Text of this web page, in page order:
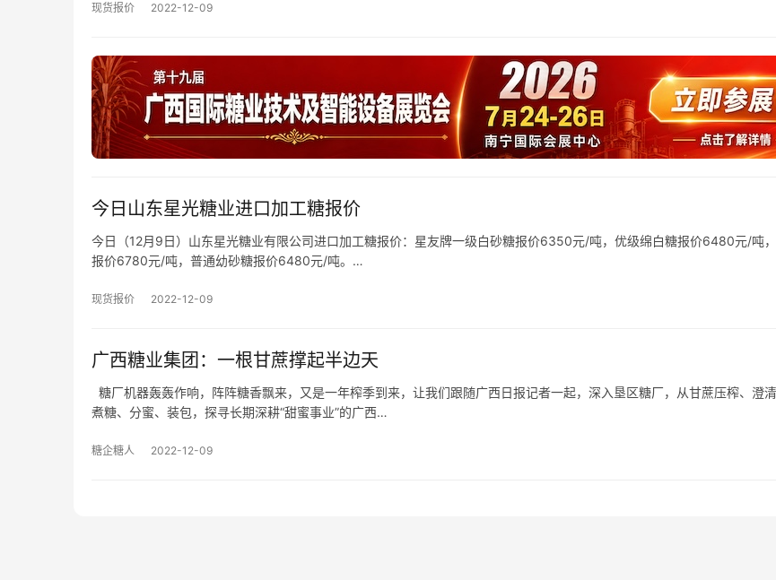
现货报价 2022-12-09
今日山东星光糖业进口加工糖报价
今日（12月9日）山东星光糖业有限公司进口加工糖报价：星友牌一级白砂糖报价6350元/吨，优级绵白糖报价6480元/吨
报价6780元/吨，普通幼砂糖报价6480元/吨。…
现货报价 2022-12-09
广西糖业集团：一根甘蔗撑起半边天
糖厂机器轰轰作响，阵阵糖香飘来，又是一年榨季到来，让我们跟随广西日报记者一起，深入垦区糖厂，从甘蔗压榨、澄
煮糖、分蜜、装包，探寻长期深耕“甜蜜事业”的广西…
糖企糖人 2022-12-09